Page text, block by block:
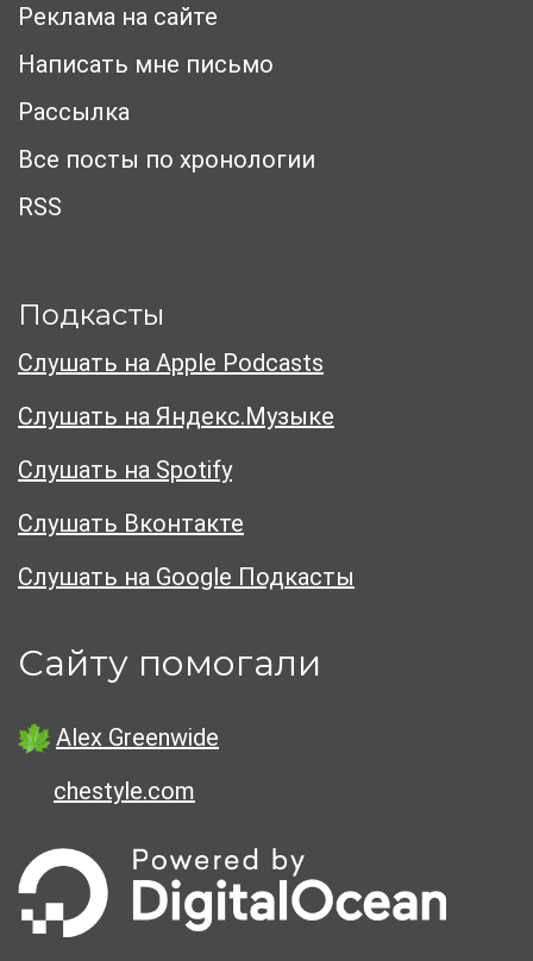
Реклама на сайте
Написать мне письмо
Рассылка
Все посты по хронологии
RSS
Подкасты
Слушать на Apple Podcasts
Слушать на Яндекс.Музыке
Слушать на Spotify
Слушать Вконтакте
Слушать на Google Подкасты
Сайту помогали
Alex Greenwide
chestyle.com